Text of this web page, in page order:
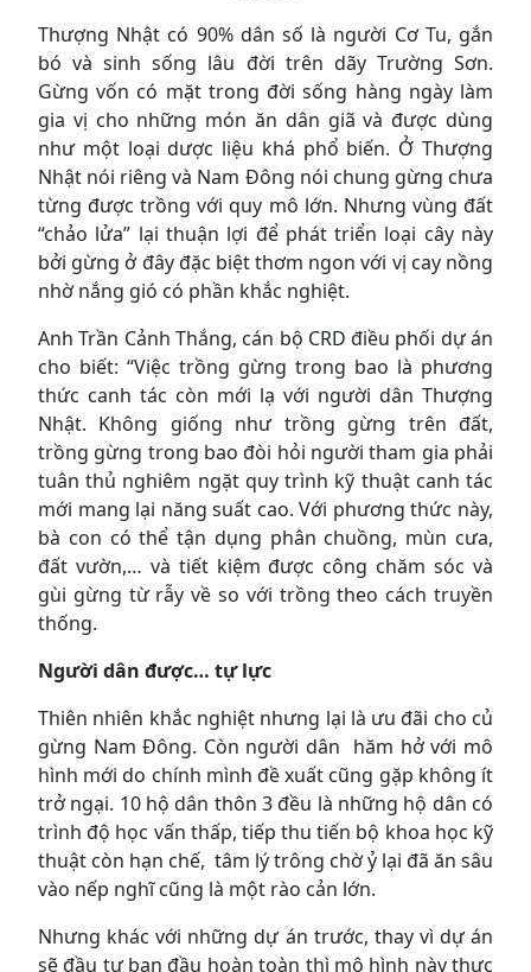
Thượng Nhật có 90% dân số là người Cơ Tu, gắn
bó và sinh sống lâu đời trên dãy Trường Sơn.
Gừng vốn có mặt trong đời sống hàng ngày làm
gia vị cho những món ăn dân giã và được dùng
như một loại dược liệu khá phổ biến. Ở Thượng
Nhật nói riêng và Nam Đông nói chung gừng chưa
từng được trồng với quy mô lớn. Nhưng vùng đất
“chảo lửa” lại thuận lợi để phát triển loại cây này
bởi gừng ở đây đặc biệt thơm ngon với vị cay nồng
nhờ nắng gió có phần khắc nghiệt.
Anh Trần Cảnh Thắng, cán bộ CRD điều phối dự án
cho biết: “Việc trồng gừng trong bao là phương
thức canh tác còn mới lạ với người dân Thượng
Nhật. Không giống như trồng gừng trên đất,
trồng gừng trong bao đòi hỏi người tham gia phải
tuân thủ nghiêm ngặt quy trình kỹ thuật canh tác
mới mang lại năng suất cao. Với phương thức này,
bà con có thể tận dụng phân chuồng, mùn cưa,
đất vườn,… và tiết kiệm được công chăm sóc và
gùi gừng từ rẫy về so với trồng theo cách truyền
thống.
Người dân được… tự lực
Thiên nhiên khắc nghiệt nhưng lại là ưu đãi cho củ
gừng Nam Đông. Còn người dân hăm hở với mô
hình mới do chính mình đề xuất cũng gặp không ít
trở ngại. 10 hộ dân thôn 3 đều là những hộ dân có
trình độ học vấn thấp, tiếp thu tiến bộ khoa học kỹ
thuật còn hạn chế, tâm lý trông chờ ỷ lại đã ăn sâu
vào nếp nghĩ cũng là một rào cản lớn.
Nhưng khác với những dự án trước, thay vì dự án
sẽ đầu tư ban đầu hoàn toàn thì mô hình này thực